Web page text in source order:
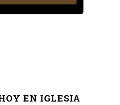
EN IGLESIA